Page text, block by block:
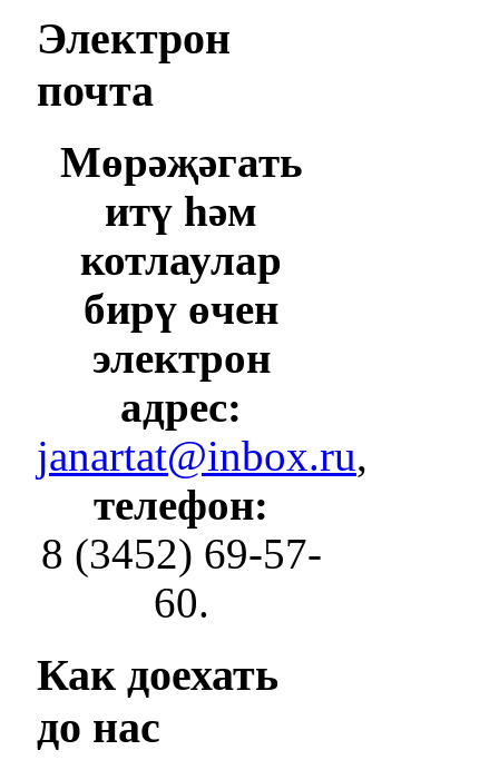
Электрон
почта
Мөрәҗәгать
итү һәм
котлаулар
бирү өчен
электрон
адрес:
janartat@inbox.ru,
телефон:
8 (3452) 69-57-
60.
Как доехать
до нас